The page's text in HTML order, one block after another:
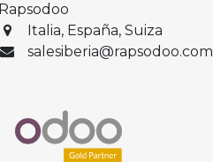
Rapsodoo
Italia, España, Suiza
salesiberia@rapsodoo.com